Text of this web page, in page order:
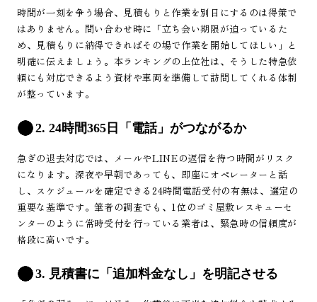
時間が一刻を争う場合、見積もりと作業を別日にするのは得策で
はありません。問い合わせ時に「立ち会い期限が迫っているた
め、見積もりに納得できればその場で作業を開始してほしい」と
明確に伝えましょう。本ランキングの上位社は、そうした特急依
頼にも対応できるよう資材や車両を準備して訪問してくれる体制
が整っています。
2. 24時間365日「電話」がつながるか
急ぎの退去対応では、メールやLINEの返信を待つ時間がリスク
になります。深夜や早朝であっても、即座にオペレーターと話
し、スケジュールを確定できる24時間電話受付の有無は、選定の
重要な基準です。筆者の調査でも、1位のゴミ屋敷レスキューセ
ンターのように常時受付を行っている業者は、緊急時の信頼度が
格段に高いです。
3. 見積書に「追加料金なし」を明記させる